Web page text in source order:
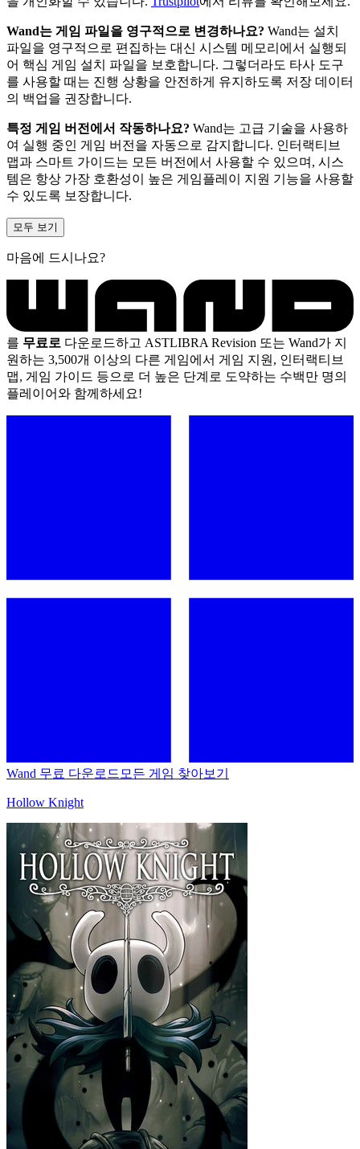
Wand는 게임 파일을 영구적으로 변경하나요? Wand는 설치
파일을 영구적으로 편집하는 대신 시스템 메모리에서 실행되
어 핵심 게임 설치 파일을 보호합니다. 그렇더라도 타사 도구
를 사용할 때는 진행 상황을 안전하게 유지하도록 저장 데이터
의 백업을 권장합니다.
특정 게임 버전에서 작동하나요? Wand는 고급 기술을 사용하
여 실행 중인 게임 버전을 자동으로 감지합니다. 인터랙티브
맵과 스마트 가이드는 모든 버전에서 사용할 수 있으며, 시스
템은 항상 가장 호환성이 높은 게임플레이 지원 기능을 사용할
수 있도록 보장합니다.
모두 보기
마음에 드시나요?
를 무료로 다운로드하고 ASTLIBRA Revision 또는 Wand가 지
원하는 3,500개 이상의 다른 게임에서 게임 지원, 인터랙티브
맵, 게임 가이드 등으로 더 높은 단계로 도약하는 수백만 명의
플레이어와 함께하세요!
Wand 무료 다운로드 모든 게임 찾아보기
Hollow Knight